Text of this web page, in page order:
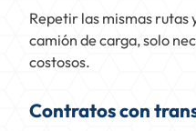
Repetir las mismas rutas
camión de carga, solo
costosos.
Contratos con